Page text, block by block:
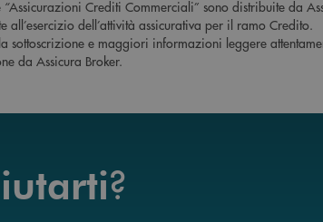
“Assicurazioni Crediti Commerciali” sono distribuite da
all’esercizio dell’attività assicurativa per il ramo Credito.
sottoscrizione e maggiori informazioni leggere
da Assicura Broker.
?